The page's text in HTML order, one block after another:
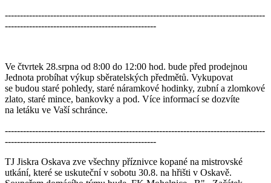
--------------------------------------------------------------------------------------
--------------------------------------------------
Ve čtvrtek 28.srpna od 8:00 do 12:00 hod. bude před prodejnou
Jednota probíhat výkup sběratelských předmětů. Vykupovat
se budou staré pohledy, staré náramkové hodinky, zubní a zlomkové
zlato, staré mince, bankovky a pod. Více informací se dozvíte
na letáku ve Vaší schránce.
--------------------------------------------------------------------------------------
--------------------------------------------------
TJ Jiskra Oskava zve všechny příznivce kopané na mistrovské
utkání, které se uskuteční v sobotu 30.8. na hřišti v Oskavě.